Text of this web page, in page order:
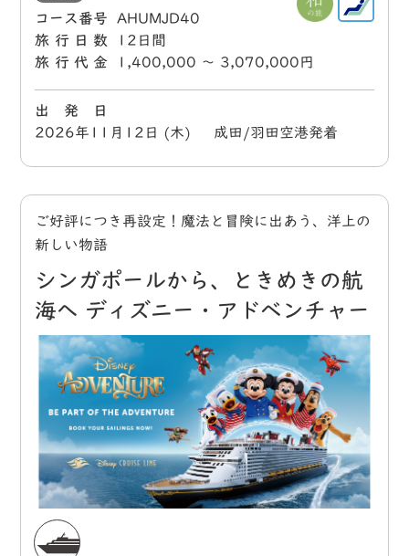
コース番号
AHUMJD40
旅行日数
12日間
旅行代金
1,400,000 〜 3,070,000円
出 発 日
2026年11月12日 (木) 成田/羽田空港発着
ご好評につき再設定！魔法と冒険に出あう、洋上の
新しい物語
シンガポールから、ときめきの航
海へ ディズニー・アドベンチャー